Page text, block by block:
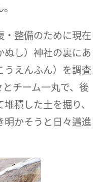
・整備のために現在
ぬし）神社の裏にあ
うえんふん）を調査
チーム一丸で、後
積した土を掘り、
かそうと日々邁進